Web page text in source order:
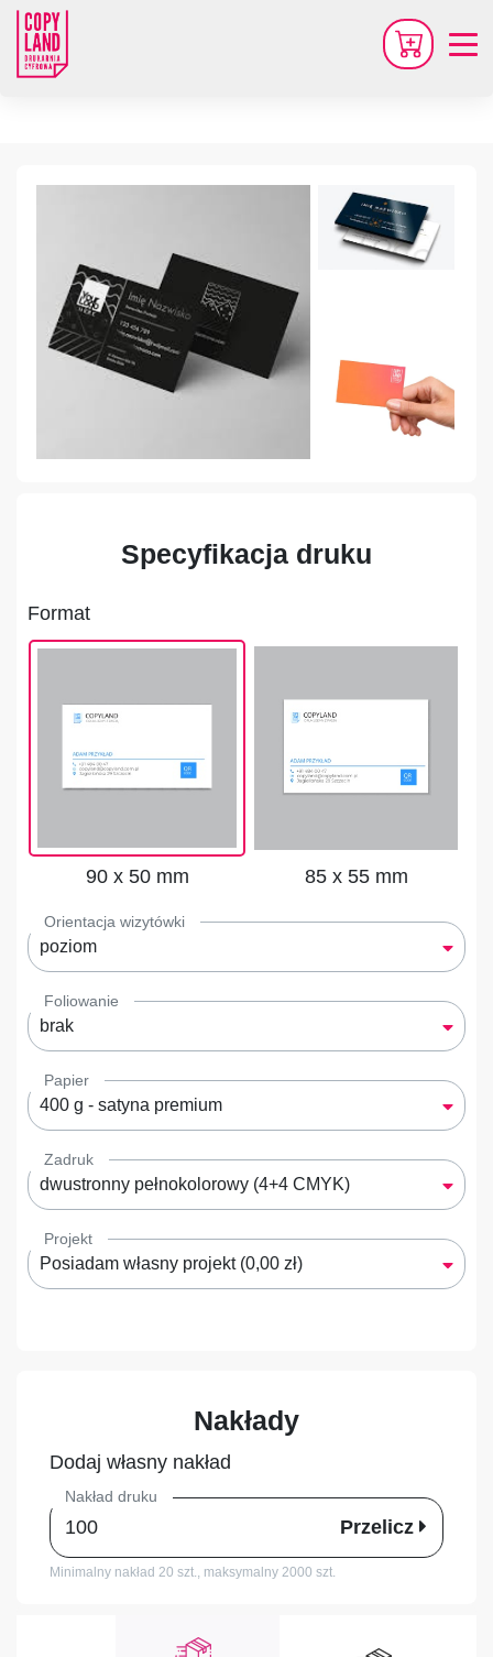
Specyfikacja druku
Format
90 x 50 mm 85 x 55 mm
Orientacja wizytówki
poziom
Foliowanie
brak
Papier
400 g - satyna premium
Zadruk
dwustronny pełnokolorowy (4+4 CMYK)
Projekt
Posiadam własny projekt (0,00 zł)
Nakłady
Dodaj własny nakład
Nakład druku
Przelicz
Minimalny nakład 20 szt., maksymalny 2000 szt.